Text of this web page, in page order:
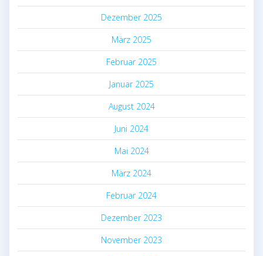
Dezember 2025
März 2025
Februar 2025
Januar 2025
August 2024
Juni 2024
Mai 2024
März 2024
Februar 2024
Dezember 2023
November 2023